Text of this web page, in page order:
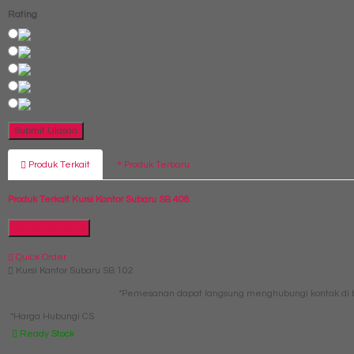
Rating
Produk Terkait Produk Terbaru
Produk Terkait Kursi Kantor Subaru SB 408
Quick Order
Kursi Kantor Subaru SB 102
*Pemesanan dapat langsung menghubungi kontak di
*Harga Hubungi CS
Ready Stock